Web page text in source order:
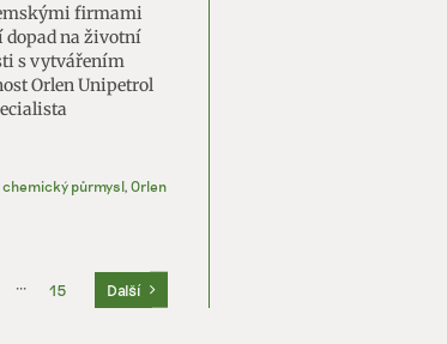
firmami
na životní
s vytvářením
Orlen Unipetrol
chemický půrmysl, Orlen
··· 15 Další